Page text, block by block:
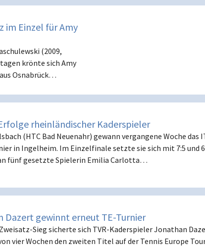
im Einzel für Amy
(2009,
krönte sich Amy
Osnabrück…
rheinländischer Kaderspieler
(HTC Bad Neuenahr) gewann vergangene Woche das
in Ingelheim. Im Einzelfinale setzte sie sich mit 7:5 und
fünf gesetzte Spielerin Emilia Carlotta…
Dazert gewinnt erneut TE-Turnier
Sieg sicherte sich TVR-Kaderspieler Jonathan
vier Wochen den zweiten Titel auf der Tennis Europe